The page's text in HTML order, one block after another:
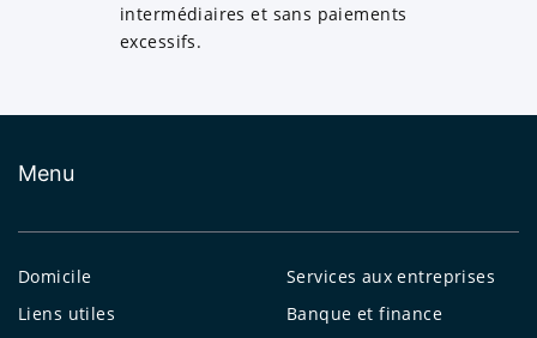
intermédiaires et sans paiements
excessifs.
Menu
Domicile
Liens utiles
Services aux entreprises
Banque et finance